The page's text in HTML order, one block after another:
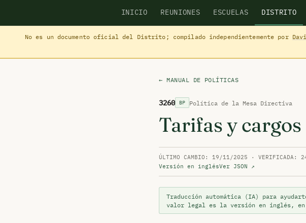
INICIO REUNIONES ESCUELAS DISTRITO
No es un documento oficial del Distrito; compilado independientemente por
← MANUAL DE POLÍTICAS
3260 BP Política de la Mesa Directiva
Tarifas y cargos
ÚLTIMO CAMBIO: 19/11/2025 · VERIFICADA:
Versión en inglésVer JSON ↗
Traducción automática (IA) para
valor legal es la versión en inglés, en